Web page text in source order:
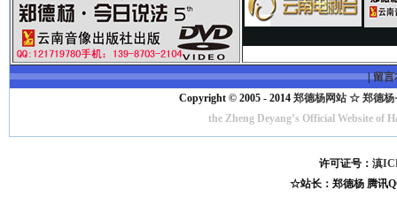
|留言
Copyright © 2005 - 2014 郑德杨网站 ☆ 郑德杨
the Zheng Deyang’s Official Website
许可证号：滇
☆站长：郑德杨 腾讯